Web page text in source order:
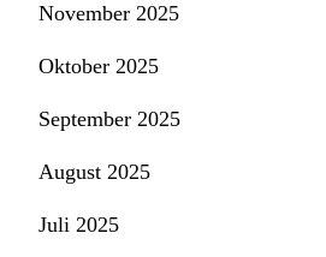
November 2025
Oktober 2025
September 2025
August 2025
Juli 2025